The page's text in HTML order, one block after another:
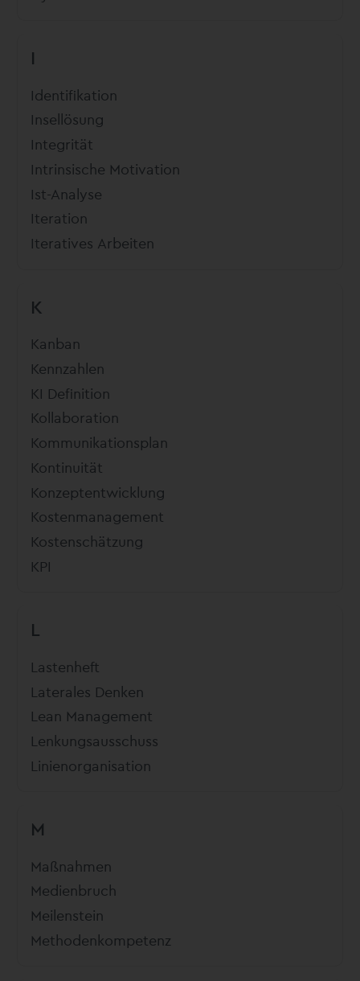
I
Identifikation
Insellösung
Integrität
Intrinsische Motivation
Ist-Analyse
Iteration
Iteratives Arbeiten
K
Kanban
Kennzahlen
KI Definition
Kollaboration
Kommunikationsplan
Kontinuität
Konzeptentwicklung
Kostenmanagement
Kostenschätzung
KPI
L
Lastenheft
Laterales Denken
Lean Management
Lenkungsausschuss
Linienorganisation
M
Maßnahmen
Medienbruch
Meilenstein
Methodenkompetenz